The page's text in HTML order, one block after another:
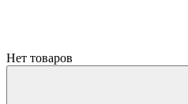
Нет товаров